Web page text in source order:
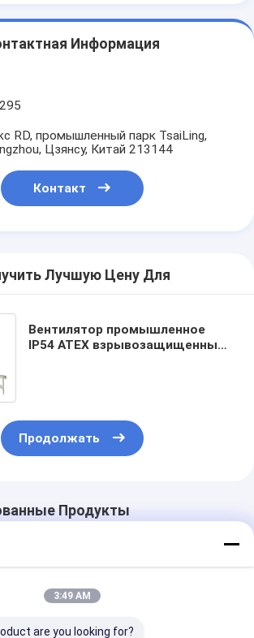
Информация
RD, промышленный парк TsaiLing,
Цзянсу, Китай 213144
Контакт
Лучшую Цену Для
Вентилятор промышленное
IP54 ATEX взрывозащищенный
Продолжать
Продукты
3:49 AM
are you looking for?